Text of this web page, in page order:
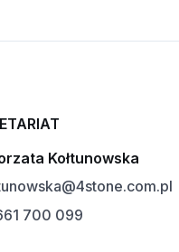
Kołtunowska
700 099